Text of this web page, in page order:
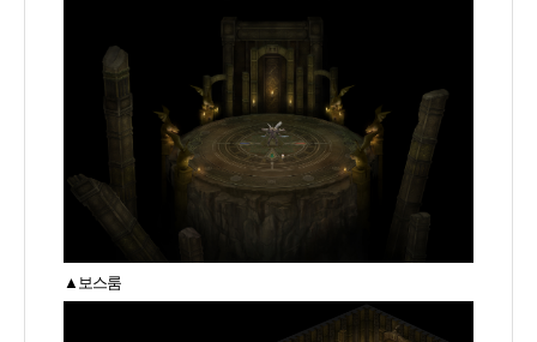
▲보스룸